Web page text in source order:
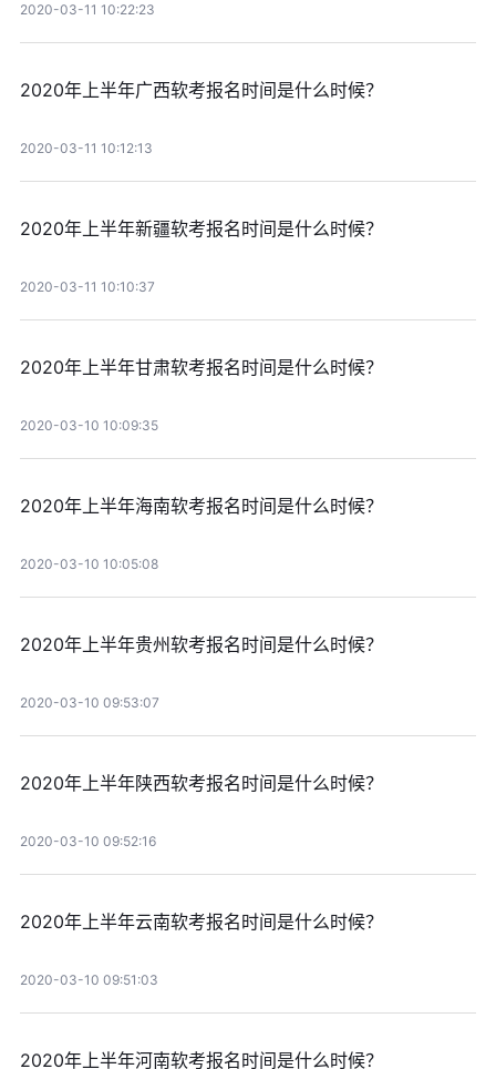
2020-03-11 10:22:23
2020年上半年广西软考报名时间是什么时候？
2020-03-11 10:12:13
2020年上半年新疆软考报名时间是什么时候？
2020-03-11 10:10:37
2020年上半年甘肃软考报名时间是什么时候？
2020-03-10 10:09:35
2020年上半年海南软考报名时间是什么时候？
2020-03-10 10:05:08
2020年上半年贵州软考报名时间是什么时候？
2020-03-10 09:53:07
2020年上半年陕西软考报名时间是什么时候？
2020-03-10 09:52:16
2020年上半年云南软考报名时间是什么时候？
2020-03-10 09:51:03
2020年上半年河南软考报名时间是什么时候？